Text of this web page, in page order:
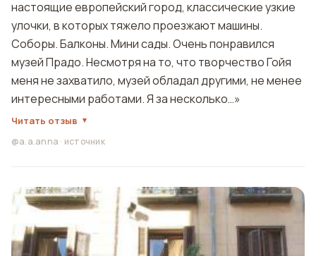
настоящие европейский город, классические узкие
улочки, в которых тяжело проезжают машины.
Соборы. Балконы. Мини сады. Очень понравился
музей Прадо. Несмотря на то, что творчество Гойя
меня не захватило, музей обладал другими, не менее
интересными работами. Я за несколько…»
Читать отзыв
@a.a.anna · источник